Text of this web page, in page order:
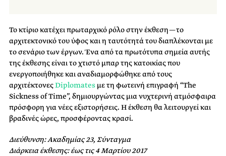
Το κτίριο κατέχει πρωταρχικό ρόλο στην έκθεση — το
αρχιτεκτονικό του ύφος και η ταυτότητά του διαπλέκονται με
το σενάριο των έργων. Ένα από τα πρωτότυπα σημεία αυτής
της έκθεσης είναι το χτιστό μπαρ της κατοικίας που
ενεργοποιήθηκε και αναδιαμορφώθηκε από τους
αρχιτέκτονεςDiplomates με τη φωτεινή επιγραφή “The
Sickness of Time”, δημιουργώντας μια νυχτερινή ατμόσφαιρα
πρόσφορη για νέες εξιστορήσεις. Η έκθεση θα λειτουργεί και
βραδινές ώρες, προσφέροντας κρασί.
Διεύθυνση: Ακαδημίας 23, Σύνταγμα
Διάρκεια έκθεσης: έως τις 4 Μαρτίου 2017